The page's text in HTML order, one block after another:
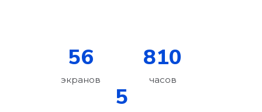
56
экранов
810
часов
5